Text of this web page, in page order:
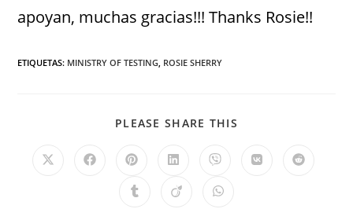
apoyan, muchas gracias!!! Thanks Rosie!!
ETIQUETAS: MINISTRY OF TESTING, ROSIE SHERRY
PLEASE SHARE THIS